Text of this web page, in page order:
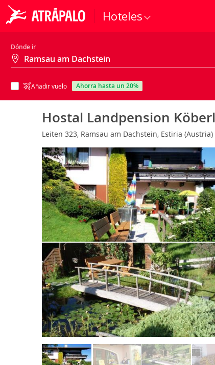
Hoteles
Dónde ir
Añadir vuelo ahorra hasta un 20%
Hostal Landpension Köberl
Leiten 323, Ramsau am Dachstein, Estiria (Austria)